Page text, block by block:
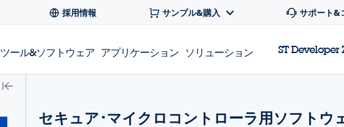
採用情報 サンプル&購入 サポート&
ツール&ソフトウェア アプリケーション ソリューション ST Developer
セキュア･マイクロコントローラ用ソフトウ